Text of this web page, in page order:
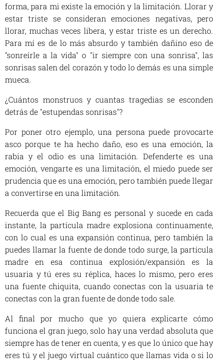
forma, para mi existe la emoción y la limitación. Llorar y
estar triste se consideran emociones negativas, pero
llorar, muchas veces libera, y estar triste es un derecho.
Para mí es de lo más absurdo y también dañino eso de
"sonreírle a la vida" o "ir siempre con una sonrisa", las
sonrisas salen del corazón y todo lo demás es una simple
mueca.
¿Cuántos monstruos y cuantas tragedias se esconden
detrás de "estupendas sonrisas"?
Por poner otro ejemplo, una persona puede provocarte
asco porque te ha hecho daño, eso es una emoción, la
rabia y el odio es una limitación. Defenderte es una
emoción, vengarte es una limitación, el miedo puede ser
prudencia que es una emoción, pero también puede llegar
a convertirse en una limitación.
Recuerda que el Big Bang es personal y sucede en cada
instante, la partícula madre explosiona continuamente,
con lo cual es una expansión continua, pero también la
puedes llamar la fuente de donde todo surge, la partícula
madre en esa continua explosión/expansión es la
usuaria y tú eres su réplica, haces lo mismo, pero eres
una fuente chiquita, cuando conectas con la usuaria te
conectas con la gran fuente de donde todo sale.
Al final por mucho que yo quiera explicarte cómo
funciona el gran juego, solo hay una verdad absoluta que
siempre has de tener en cuenta, y es que lo único que hay
eres tú y el juego virtual cuántico que llamas vida o si lo